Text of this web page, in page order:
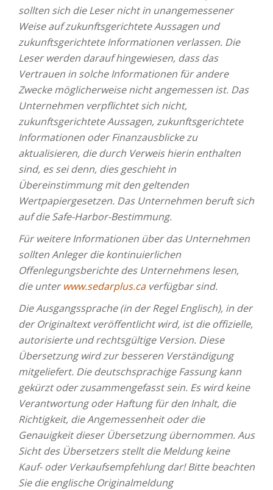
sollten sich die Leser nicht in unangemessener
Weise auf zukunftsgerichtete Aussagen und
zukunftsgerichtete Informationen verlassen. Die
Leser werden darauf hingewiesen, dass das
Vertrauen in solche Informationen für andere
Zwecke möglicherweise nicht angemessen ist. Das
Unternehmen verpflichtet sich nicht,
zukunftsgerichtete Aussagen, zukunftsgerichtete
Informationen oder Finanzausblicke zu
aktualisieren, die durch Verweis hierin enthalten
sind, es sei denn, dies geschieht in
Übereinstimmung mit den geltenden
Wertpapiergesetzen. Das Unternehmen beruft sich
auf die Safe-Harbor-Bestimmung.
Für weitere Informationen über das Unternehmen
sollten Anleger die kontinuierlichen
Offenlegungsberichte des Unternehmens lesen,
die unterwww.sedarplus.caverfügbar sind.
Die Ausgangssprache (in der Regel Englisch), in der
der Originaltext veröffentlicht wird, ist die offizielle,
autorisierte und rechtsgültige Version. Diese
Übersetzung wird zur besseren Verständigung
mitgeliefert. Die deutschsprachige Fassung kann
gekürzt oder zusammengefasst sein. Es wird keine
Verantwortung oder Haftung für den Inhalt, die
Richtigkeit, die Angemessenheit oder die
Genauigkeit dieser Übersetzung übernommen. Aus
Sicht des Übersetzers stellt die Meldung keine
Kauf- oder Verkaufsempfehlung dar! Bitte beachten
Sie die englische Originalmeldung